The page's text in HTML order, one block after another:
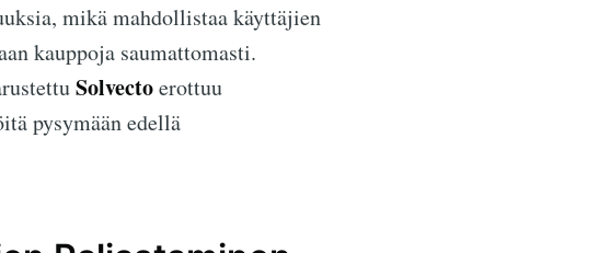
mikä mahdollistaa käyttäjien
kauppoja saumattomasti.
Solvectoerottuu
pysymään edellä